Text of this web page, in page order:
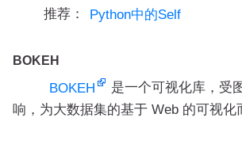
推荐： Python中的Self
BOKEH
BOKEH
是一个可视化库，受
响，为大数据集的基于 Web 的可视化